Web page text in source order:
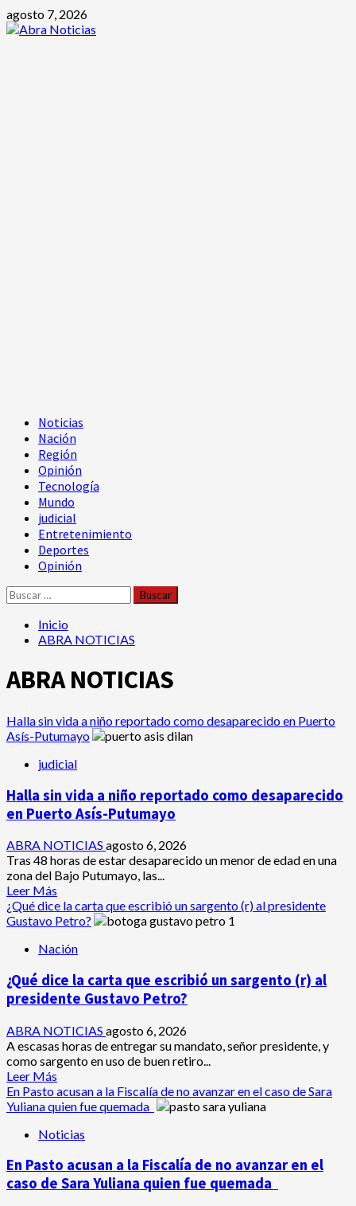
Saltar
al
agosto 7, 2026
Menú
principal
Noticias
Nación
Región
Opinión
Tecnología
Mundo
judicial
Entretenimiento
Deportes
Opinión
Buscar:
Inicio
ABRA NOTICIAS
ABRA NOTICIAS
Halla sin vida a niño reportado como desaparecido en Puerto
Asís-Putumayo
judicial
Halla sin vida a niño reportado como desaparecido
en Puerto Asís-Putumayo
ABRA NOTICIAS agosto 6, 2026
Tras 48 horas de estar desaparecido un menor de edad en una
zona del Bajo Putumayo, las...
Leer Más
más
acerca
Halla
vida
a
reportado
como
desaparecido
en
Puerto
Asís-
Putumayo
¿Qué dice la carta que escribió un sargento (r) al presidente
Gustavo Petro?
Nación
¿Qué dice la carta que escribió un sargento (r) al
presidente Gustavo Petro?
ABRA NOTICIAS agosto 6, 2026
A escasas horas de entregar su mandato, señor presidente, y
como sargento en uso de buen retiro...
Leer Más
más
acerca
¿Qué
la
carta
En Pasto acusan a la Fiscalía de no avanzar en el caso de Sara
Yuliana quien fue quemada
Noticias
En Pasto acusan a la Fiscalía de no avanzar en el
caso de Sara Yuliana quien fue quemada